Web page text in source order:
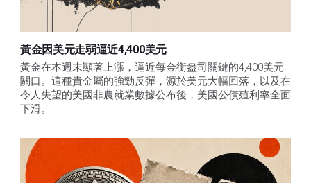
黃金因美元走弱逼近4,400美元
黃金在本週末顯著上漲，逼近每金衡盎司關鍵的4,400美元
關口。這種貴金屬的強勁反彈，源於美元大幅回落，以及在
令人失望的美國非農就業數據公布後，美國公債殖利率全面
下滑。